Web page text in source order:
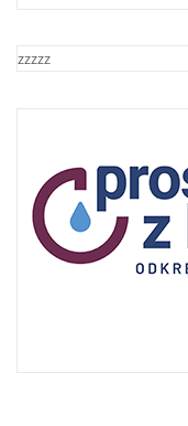
zzzzz